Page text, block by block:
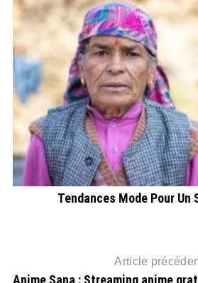
Tendances Mode Pour Un
Article
Anime Sana : Streaming anime